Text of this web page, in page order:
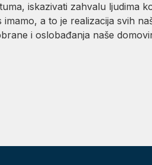
iskazivati zahvalu ljudima
a to je realizacija svih
i oslobađanja naše